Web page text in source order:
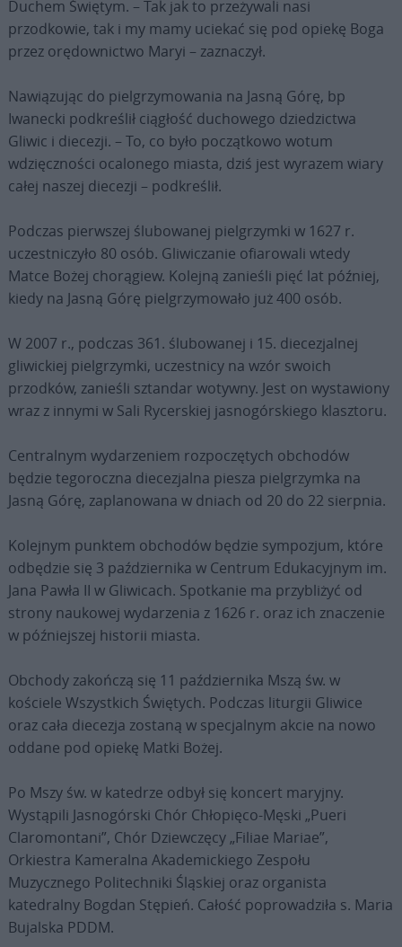
Duchem Świętym. – Tak jak to przeżywali nasi
przodkowie, tak i my mamy uciekać się pod opiekę Boga
przez orędownictwo Maryi – zaznaczył.
Nawiązując do pielgrzymowania na Jasną Górę, bp
Iwanecki podkreślił ciągłość duchowego dziedzictwa
Gliwic i diecezji. – To, co było początkowo wotum
wdzięczności ocalonego miasta, dziś jest wyrazem wiary
całej naszej diecezji – podkreślił.
Podczas pierwszej ślubowanej pielgrzymki w 1627 r.
uczestniczyło 80 osób. Gliwiczanie ofiarowali wtedy
Matce Bożej chorągiew. Kolejną zanieśli pięć lat później,
kiedy na Jasną Górę pielgrzymowało już 400 osób.
W 2007 r., podczas 361. ślubowanej i 15. diecezjalnej
gliwickiej pielgrzymki, uczestnicy na wzór swoich
przodków, zanieśli sztandar wotywny. Jest on wystawiony
wraz z innymi w Sali Rycerskiej jasnogórskiego klasztoru.
Centralnym wydarzeniem rozpoczętych obchodów
będzie tegoroczna diecezjalna piesza pielgrzymka na
Jasną Górę, zaplanowana w dniach od 20 do 22 sierpnia.
Kolejnym punktem obchodów będzie sympozjum, które
odbędzie się 3 października w Centrum Edukacyjnym im.
Jana Pawła II w Gliwicach. Spotkanie ma przybliżyć od
strony naukowej wydarzenia z 1626 r. oraz ich znaczenie
w późniejszej historii miasta.
Obchody zakończą się 11 października Mszą św. w
kościele Wszystkich Świętych. Podczas liturgii Gliwice
oraz cała diecezja zostaną w specjalnym akcie na nowo
oddane pod opiekę Matki Bożej.
Po Mszy św. w katedrze odbył się koncert maryjny.
Wystąpili Jasnogórski Chór Chłopięco-Męski „Pueri
Claromontani”, Chór Dziewczęcy „Filiae Mariae”,
Orkiestra Kameralna Akademickiego Zespołu
Muzycznego Politechniki Śląskiej oraz organista
katedralny Bogdan Stępień. Całość poprowadziła s. Maria
Bujalska PDDM.